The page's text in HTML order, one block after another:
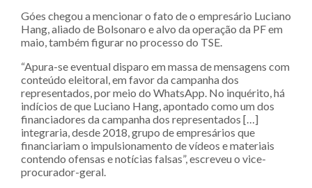
Góes chegou a mencionar o fato de o empresário Luciano
Hang, aliado de Bolsonaro e alvo da operação da PF em
maio, também figurar no processo do TSE.
“Apura-se eventual disparo em massa de mensagens com
conteúdo eleitoral, em favor da campanha dos
representados, por meio do WhatsApp. No inquérito, há
indícios de que Luciano Hang, apontado como um dos
financiadores da campanha dos representados […]
integraria, desde 2018, grupo de empresários que
financiariam o impulsionamento de vídeos e materiais
contendo ofensas e notícias falsas”, escreveu o vice-
procurador-geral.